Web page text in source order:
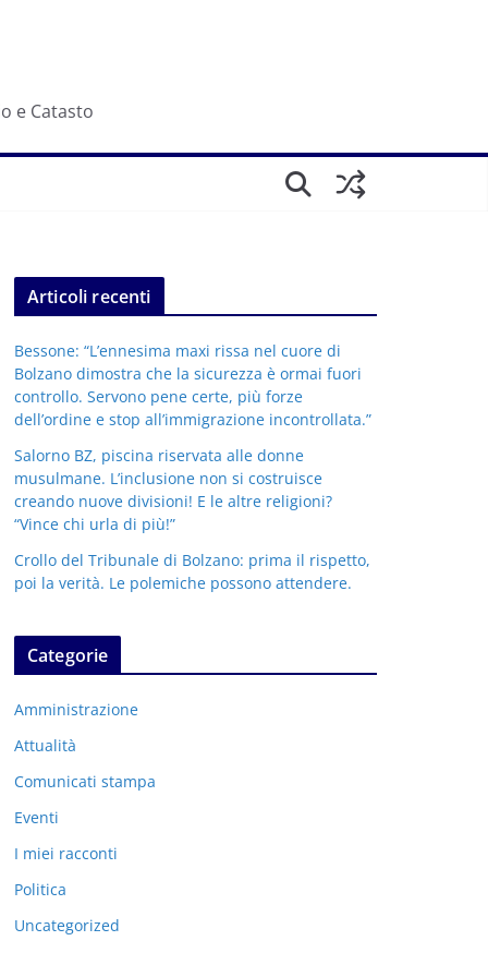
e Catasto
Articoli recenti
Bessone: “L’ennesima maxi rissa nel cuore di
Bolzano dimostra che la sicurezza è ormai fuori
controllo. Servono pene certe, più forze
dell’ordine e stop all’immigrazione incontrollata.”
Salorno BZ, piscina riservata alle donne
musulmane. L’inclusione non si costruisce
creando nuove divisioni! E le altre religioni?
“Vince chi urla di più!”
Crollo del Tribunale di Bolzano: prima il rispetto,
poi la verità. Le polemiche possono attendere.
Categorie
Amministrazione
Attualità
Comunicati stampa
Eventi
I miei racconti
Politica
Uncategorized